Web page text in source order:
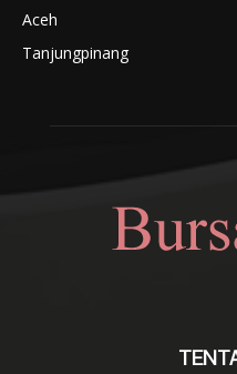
Aceh
Tanjungpinang